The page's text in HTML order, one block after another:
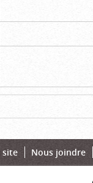
site Nous joindre